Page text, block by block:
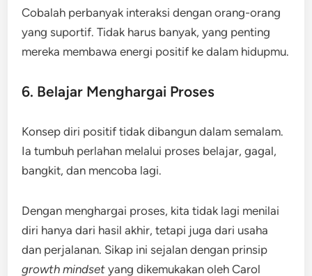
Cobalah perbanyak interaksi dengan orang-orang
yang suportif. Tidak harus banyak, yang penting
mereka membawa energi positif ke dalam hidupmu.
6. Belajar Menghargai Proses
Konsep diri positif tidak dibangun dalam semalam.
Ia tumbuh perlahan melalui proses belajar, gagal,
bangkit, dan mencoba lagi.
Dengan menghargai proses, kita tidak lagi menilai
diri hanya dari hasil akhir, tetapi juga dari usaha
dan perjalanan. Sikap ini sejalan dengan prinsip
growth mindset yang dikemukakan oleh Carol